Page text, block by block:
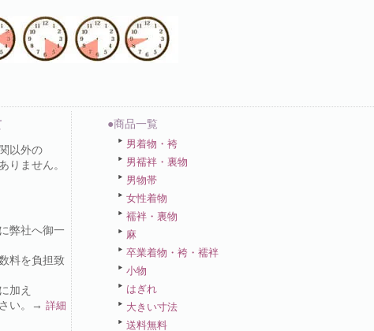
以外の
りません。
弊社へ御一
料を負担致
加え
い。→ 詳細
●商品一覧
男着物・袴
男襦袢・裏物
男物帯
女性着物
襦袢・裏物
麻
卒業着物・袴・襦袢
小物
はぎれ
大きい寸法
送料無料